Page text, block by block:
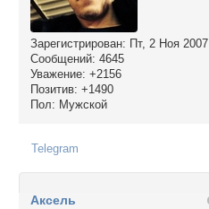
Зарегистрирован: Пт, 2 Ноя 2007
Сообщений: 4645
Уважение: +2156
Позитив: +1490
Пол: Мужской
Telegram
Аксель